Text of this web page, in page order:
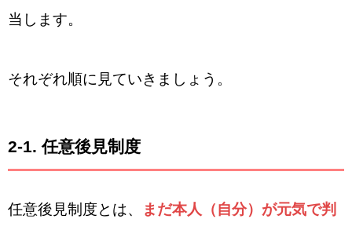
当します。
それぞれ順に見ていきましょう。
2-1. 任意後見制度
任意後見制度とは、
まだ本人（自分）が元気で判